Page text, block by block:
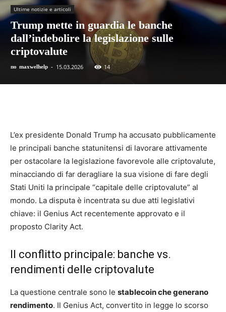
Ultime notizie e articoli
Trump mette in guardia le banche
dall’indebolire la legislazione sulle
criptovalute
по maxwelhelp - 15.03.2026 14
L’ex presidente Donald Trump ha accusato pubblicamente
le principali banche statunitensi di lavorare attivamente
per ostacolare la legislazione favorevole alle criptovalute,
minacciando di far deragliare la sua visione di fare degli
Stati Uniti la principale “capitale delle criptovalute” al
mondo. La disputa è incentrata su due atti legislativi
chiave: il Genius Act recentemente approvato e il
proposto Clarity Act.
Il conflitto principale: banche vs.
rendimenti delle criptovalute
La questione centrale sono le stablecoin che generano
rendimento. Il Genius Act, convertito in legge lo scorso